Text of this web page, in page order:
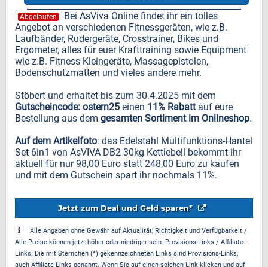
Abgelaufen
Bei AsViva Online findet ihr ein tolles
Angebot an verschiedenen Fitnessgeräten, wie z.B.
Laufbänder, Rudergeräte, Crosstrainer, Bikes und
Ergometer, alles für euer Krafttraining sowie Equipment
wie z.B. Fitness Kleingeräte, Massagepistolen,
Bodenschutzmatten und vieles andere mehr.
Stöbert und erhaltet bis zum 30.4.2025 mit dem
Gutscheincode: ostern25 einen 11% Rabattauf eure
Bestellung aus dem gesamten Sortiment im Onlineshop.
Auf dem Artikelfoto: das Edelstahl Multifunktions-Hantel
Set 6in1 von AsVIVA DB2 30kg Kettlebell bekommt ihr
aktuell für nur 98,00 Euro statt 248,00 Euro zu kaufen
und mit dem Gutschein spart ihr nochmals 11%.
Jetzt zum Deal und Geld sparen*
Alle Angaben ohne Gewähr auf Aktualität, Richtigkeit und Verfügbarkeit /
Alle Preise können jetzt höher oder niedriger sein. Provisions-Links / Affiliate-
Links: Die mit Sternchen (*) gekennzeichneten Links sind Provisions-Links,
auch Affiliate-Links genannt. Wenn Sie auf einen solchen Link klicken und auf